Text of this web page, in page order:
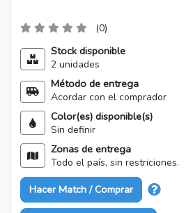
(0)
Stock disponible
2 unidades
Método de entrega
Acordar con el comprador
Color(es) disponible(s)
Sin definir
Zonas de entrega
Todo el país, sin restriciones.
Hacer Match / Comprar